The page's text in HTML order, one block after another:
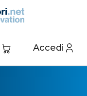
Accedi